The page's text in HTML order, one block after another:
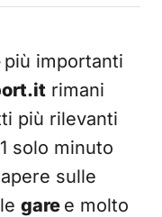
più importanti
rimani
più rilevanti
solo minuto
sulle
gare e molto